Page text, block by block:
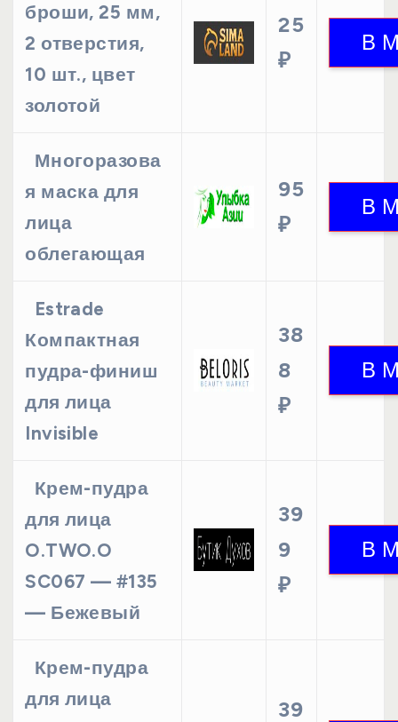
броши, 25 мм,
2 отверстия,
10 шт., цвет
золотой
25
₽
Многоразова
я маска для
лица
облегающая
95
₽
Estrade
Компактная
пудра-финиш
для лица
Invisible
38
8
₽
Крем-пудра
для лица
O.TWO.O
SC067 — #135
— Бежевый
39
9
₽
Крем-пудра
для лица
39